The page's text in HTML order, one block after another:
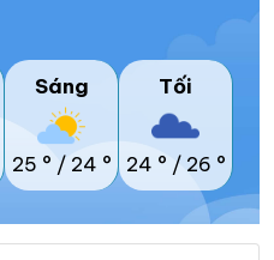
Sáng
25 ° / 24 °
Tối
24 ° / 26 °